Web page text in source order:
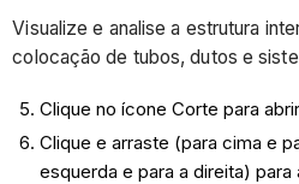
Visualize e analise a estrutura
colocação de tubos, dutos e
Clique no ícone Corte para
Clique e arraste (para cima e
esquerda e para a direita)